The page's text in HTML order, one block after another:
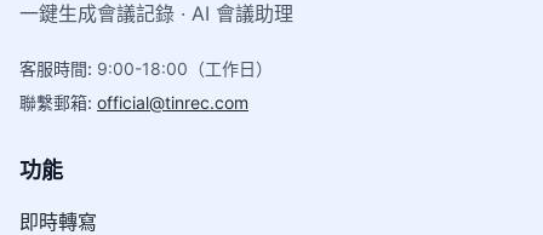
一鍵生成會議記錄 · AI 會議助理
客服時間: 9:00-18:00（工作日）
聯繫郵箱: official@tinrec.com
功能
即時轉寫